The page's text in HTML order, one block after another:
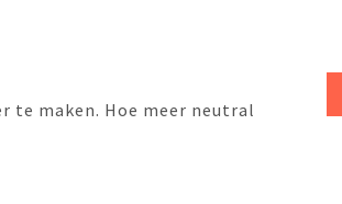
te maken. Hoe meer neutral